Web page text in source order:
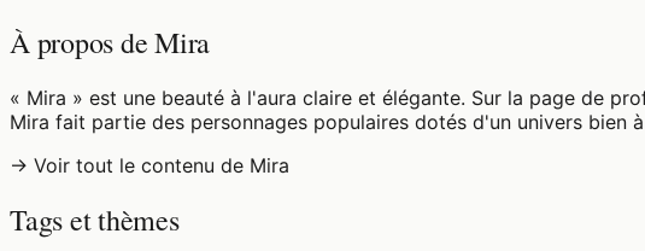
À propos de Mira
« Mira » est une beauté à l'aura claire et élégante. Sur la page de
Mira fait partie des personnages populaires dotés d'un univers bien
→ Voir tout le contenu de Mira
Tags et thèmes